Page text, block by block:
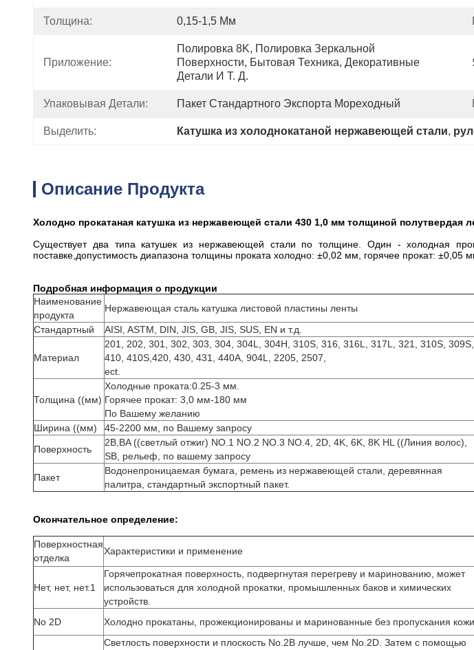
Толщина: 0,15-1,5 Мм
Приложение:
Полировка 8K, Полировка Зеркальной
Поверхности, Бытовая Техника, Декоративные
Детали И Т. Д.
Упаковывая Детали: Пакет Стандартного Экспорта Мореходный
Выделить: Катушка из холоднокатаной нержавеющей стали,
Описание Продукта
Холодно прокатаная катушка из нержавеющей стали 430 1,0 мм толщиной полутвердая
Существует два типа катушек из нержавеющей стали по толщине. Один - холодная
поставке,допустимость диапазона толщины проката холодно: ±0,02 мм, горячее прокат: ±0,05
Подробная информация о продукции
Наименование
продукта
Нержавеющая сталь катушка листовой пластины ленты
Стандартный
AISI, ASTM, DIN, JIS, GB, JIS, SUS, EN и т.д.
Материал
201, 202, 301, 302, 303, 304, 304L, 304H, 310S, 316, 316L, 317L, 321, 310S, 309S,
410, 410S,420, 430, 431, 440A, 904L, 2205, 2507,
ect.
Толщина ((мм)
Холодные проката:0.25-3 мм.
Горячее прокат: 3,0 мм-180 мм
По Вашему желанию
Ширина ((мм)
45-2200 мм, по Вашему запросу
Поверхность
2B,BA ((светлый отжиг) NO.1 NO.2 NO.3 NO.4, 2D, 4K, 6K, 8K HL ((Линия волос),
SB, рельеф, по вашему запросу
Пакет
Водонепроницаемая бумага, ремень из нержавеющей стали, деревянная
палитра, стандартный экспортный пакет.
Окончательное определение:
Поверхностная
отделка
Характеристики и применение
Нет, нет, нет.1
Горячепрокатная поверхность, подвергнутая перегреву и маринованию, может
использоваться для холодной прокатки, промышленных баков и химических
устройств.
No 2D
Холодно прокатаны, прожекционированы и маринованные без пропускания кожи.
Светлость поверхности и плоскость No.2B лучше, чем No.2D. Затем с помощью